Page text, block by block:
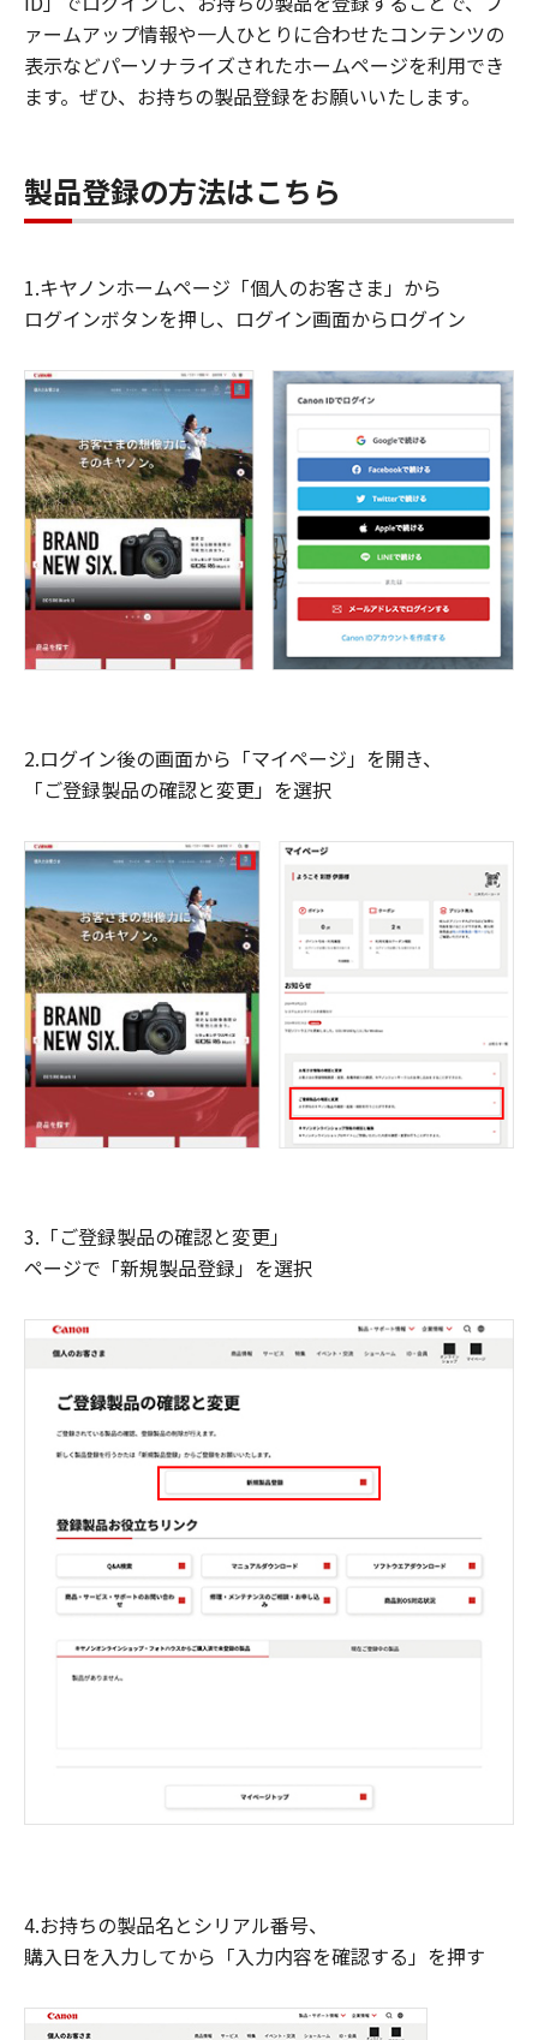
ァームアップ情報や一人ひとりに合わせたコンテンツの
表示などパーソナライズされたホームページを利用でき
ます。ぜひ、お持ちの製品登録をお願いいたします。
製品登録の方法はこちら
1.キヤノンホームページ「個人のお客さま」から
ログインボタンを押し、ログイン画面からログイン
2.ログイン後の画面から「マイページ」を開き、
「ご登録製品の確認と変更」を選択
3.「ご登録製品の確認と変更」
ページで「新規製品登録」を選択
4.お持ちの製品名とシリアル番号、
購入日を入力してから「入力内容を確認する」を押す